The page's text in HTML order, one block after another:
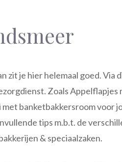
zit je hier helemaal goed.
Zoals Appelflapjes
banketbakkersroom voor
tips m.b.t. de
& speciaalzaken.